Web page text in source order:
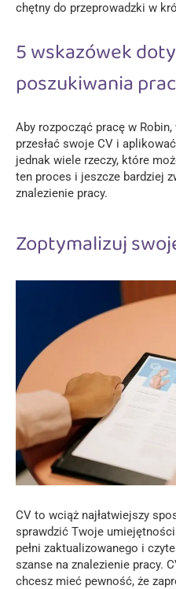
chętny do przeprowadzki w
5 wskazówek
poszukiwania
Aby rozpocząć pracę w
przesłać swoje CV i
jednak wiele rzeczy, które
ten proces i jeszcze bardziej
znalezienie pracy.
Zoptymalizuj
CV to wciąż najłatwiejszy
sprawdzić Twoje
pełni zaktualizowanego i
szanse na znalezienie pracy.
chcesz mieć pewność, że